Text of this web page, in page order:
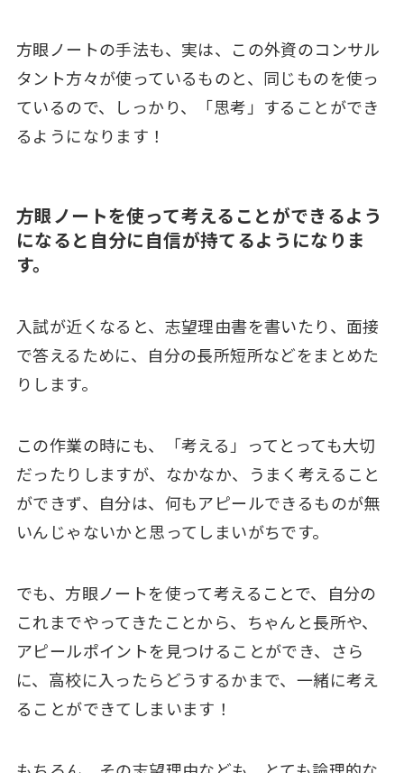
方眼ノートの手法も、実は、この外資のコンサル
タント方々が使っているものと、同じものを使っ
ているので、しっかり、「思考」することができ
るようになります！
方眼ノートを使って考えることができるよう
になると自分に自信が持てるようになりま
す。
入試が近くなると、志望理由書を書いたり、面接
で答えるために、自分の長所短所などをまとめた
りします。
この作業の時にも、「考える」ってとっても大切
だったりしますが、なかなか、うまく考えること
ができず、自分は、何もアピールできるものが無
いんじゃないかと思ってしまいがちです。
でも、方眼ノートを使って考えることで、自分の
これまでやってきたことから、ちゃんと長所や、
アピールポイントを見つけることができ、さら
に、高校に入ったらどうするかまで、一緒に考え
ることができてしまいます！